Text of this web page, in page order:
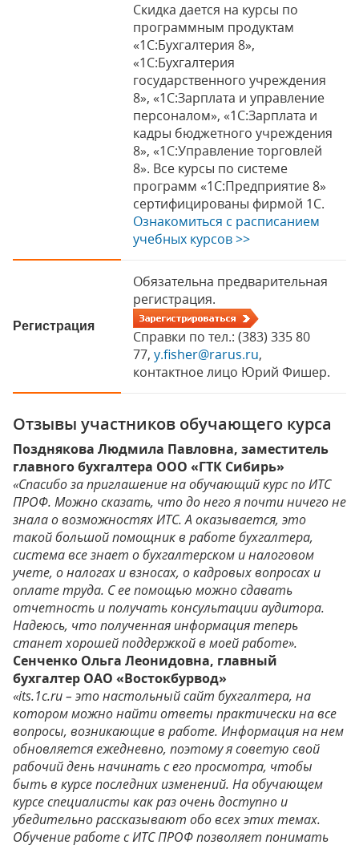
Скидка дается на курсы по
программным продуктам
«1C:Бухгалтерия 8»,
«1С:Бухгалтерия
государственного учреждения
8», «1С:Зарплата и управление
персоналом», «1С:Зарплата и
кадры бюджетного учреждения
8», «1С:Управление торговлей
8». Все курсы по системе
программ «1С:Предприятие 8»
сертифицированы фирмой 1C.
Ознакомиться с расписанием
учебных курсов >>
Регистрация
Обязательна предварительная
регистрация.
Справки по тел.: (383) 335 80
77, y.fisher@rarus.ru,
контактное лицо Юрий Фишер.
Отзывы участников обучающего курса
Позднякова Людмила Павловна, заместитель
главного бухгалтера ООО «ГТК Сибирь»
«Спасибо за приглашение на обучающий курс по ИТС
ПРОФ. Можно сказать, что до него я почти ничего не
знала о возможностях ИТС. А оказывается, это
такой большой помощник в работе бухгалтера,
система все знает о бухгалтерском и налоговом
учете, о налогах и взносах, о кадровых вопросах и
оплате труда. С ее помощью можно сдавать
отчетность и получать консультации аудитора.
Надеюсь, что полученная информация теперь
станет хорошей поддержкой в моей работе».
Сенченко Ольга Леонидовна, главный
бухгалтер ОАО «Востокбурвод»
«its.1c.ru – это настольный сайт бухгалтера, на
котором можно найти ответы практически на все
вопросы, возникающие в работе. Информация на нем
обновляется ежедневно, поэтому я советую свой
рабочий день начинать с его просмотра, чтобы
быть в курсе последних изменений. На обучающем
курсе специалисты как раз очень доступно и
убедительно рассказывают обо всех этих темах.
Обучение работе с ИТС ПРОФ позволяет понимать